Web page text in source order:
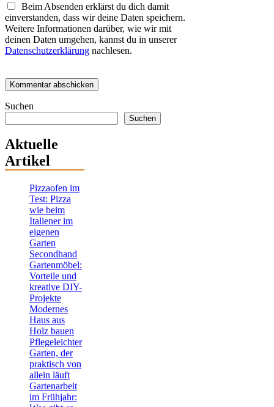
Beim Absenden erklärst du dich damit
einverstanden, dass wir deine Daten speichern.
Weitere Informationen darüber, wie wir mit
deinen Daten umgehen, kannst du in unserer
Datenschutzerklärung nachlesen.
Suchen
Suchen
Aktuelle
Artikel
Pizzaofen im
Test: Pizza
wie beim
Italiener im
eigenen
Garten
Secondhand
Gartenmöbel:
Vorteile und
kreative DIY-
Projekte
Modernes
Haus aus
Holz bauen
Pflegeleichter
Garten, der
praktisch von
allein läuft
Gartenarbeit
im Frühjahr: